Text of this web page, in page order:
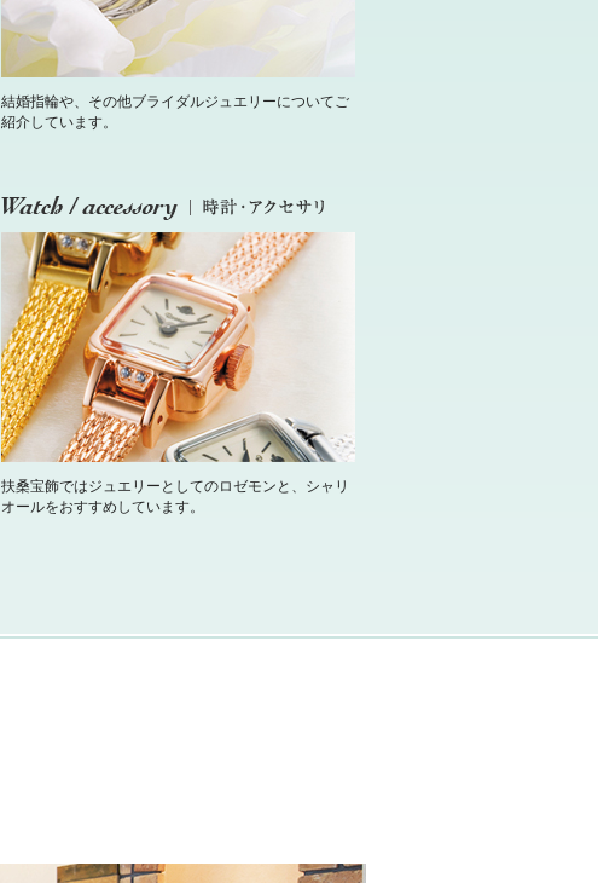
結婚指輪や、その他ブライダルジュエリーについてご
紹介しています。
扶桑宝飾ではジュエリーとしてのロゼモンと、シャリ
オールをおすすめしています。